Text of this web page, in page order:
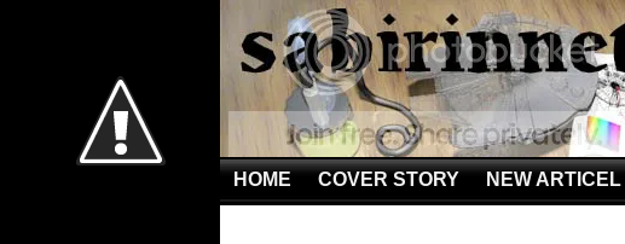
HOME COVER STORY NEW ARTICEL